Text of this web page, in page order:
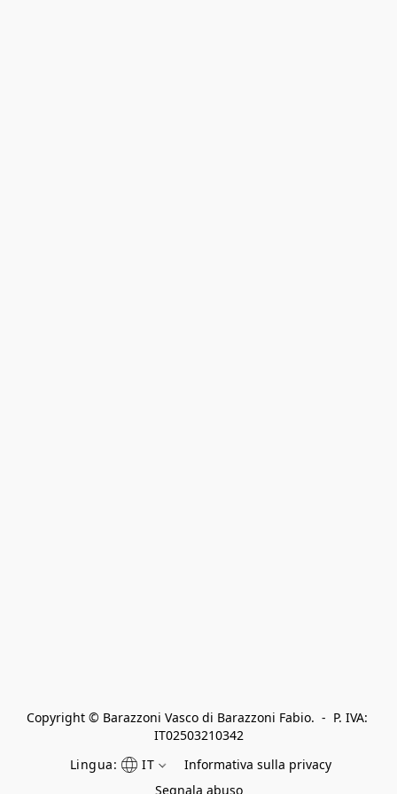
Copyright © Barazzoni Vasco di Barazzoni Fabio.  -  P. IVA:
IT02503210342
Lingua:
IT
Informativa sulla privacy
Segnala abuso